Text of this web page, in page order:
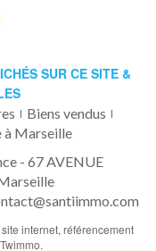
SUR CE SITE &
Biens vendus
à Marseille
- 67 AVENUE
internet, référencement